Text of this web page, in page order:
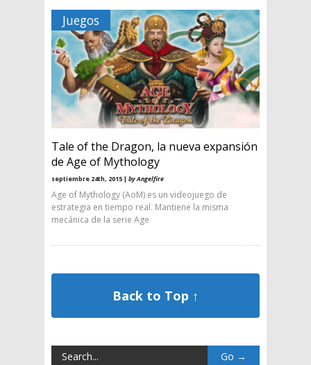
Juegos
Tale of the Dragon, la nueva expansión
de Age of Mythology
septiembre 24th, 2015 | by Angelfire
Age of Mythology (AoM) es un videojuego de
estrategia en tiempo real. Mantiene la misma
mecánica de la serie Age
Back to Top ↑